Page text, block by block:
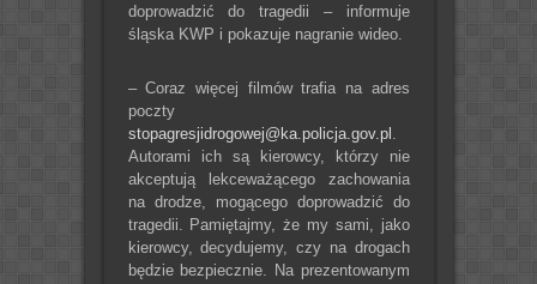
doprowadzić do tragedii – informuje
śląska KWP i pokazuje nagranie wideo.
– Coraz więcej filmów trafia na adres
poczty
stopagresjidrogowej@ka.policja.gov.pl
Autorami ich są kierowcy, którzy nie
akceptują lekceważącego zachowania
na drodze, mogącego doprowadzić do
tragedii. Pamiętajmy, że my sami, jako
kierowcy, decydujemy, czy na drogach
będzie bezpiecznie. Na prezentowanym